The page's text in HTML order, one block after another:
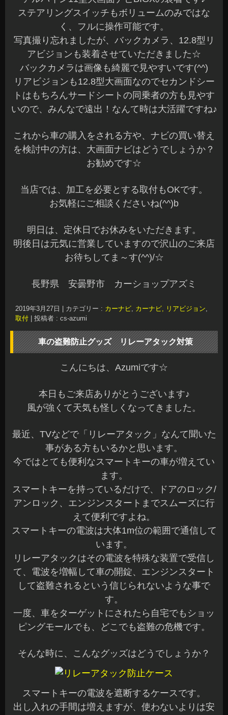
ステアリングスイッチもボリュームのみではな
く、フルに操作可能です。
写真撮り忘れましたが、バックカメラ、12.8型リ
アビジョンも装着させていただきました☆
バックカメラは画像も綺麗で見やすいです(^^)
リアビジョンも12.8型大画面なのでセカンドシー
トはもちろんサードシートの同乗者の方も見やす
いので、みんなで遠出！なんて時は大活躍ですね♪
これから車の購入をされる方や、ナビの買い替え
を検討中の方は、大画面ナビはどうでしょうか？
お勧めです☆
当店では、加工を必要とする取付もOKです。
お気軽にご相談くださいね(^^)b
明日は、定休日でお休みをいただきます。
明後日は元気に営業していますので沢山のご来店
お待ちしてま～す(^^)/☆
長野県 安曇野市 カーショップアズミ
2019年3月27日 カテゴリー : カーナビ, カーナビ, リアビジョン,
取付
投稿者 : cs-azumi
車の盗難防止グッズ リレーアタック対策
こんにちは、Azumiです☆
本日もご来店ありがとうございます♪
風が強くて天気も怪しくなってきました。
最近、TVなどで「リレーアタック」なんて聞いた
事がある方もいるかと思います。
今ではとても便利なスマートキーの車が増えてい
ます。
スマートキーを持っているだけで、ドアのロック/
アンロック、エンジンスタートまでスムーズに行
えて便利ですよね。
スマートキーの電波は大体1m位の範囲で通信して
います。
リレーアタックはその電波を特殊な装置で受信し
て、電波を増幅して車の開錠、エンジンスタート
して盗難されるという信じられないような事で
す。
一度、車をターゲットにされたら自宅でもショッ
ピングモールでも、どこでも盗難の危機です。
そんな時に、こんなグッズはどうでしょうか？
スマートキーの電波を遮断するケースです。
出し入れの手間は増えますが、使わないよりは安